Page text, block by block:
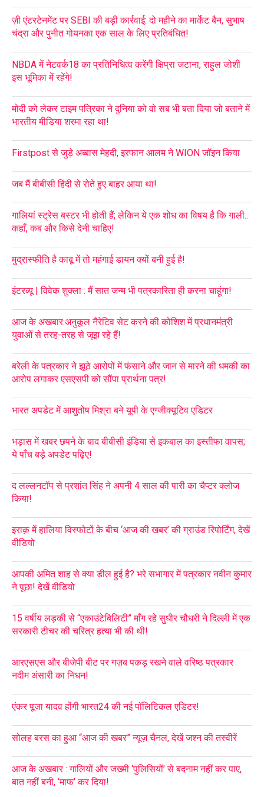
ज़ी एंटरटेनमेंट पर SEBI की बड़ी कार्रवाई: दो महीने का मार्केट बैन, सुभाष
चंद्रा और पुनीत गोयनका एक साल के लिए प्रतिबंधित!
NBDA में नेटवर्क18 का प्रतिनिधित्व करेंगी क्षिप्रा जटाना, राहुल जोशी
इस भूमिका में रहेंगे!
मोदी को लेकर टाइम पत्रिका ने दुनिया को वो सब भी बता दिया जो बताने में
भारतीय मीडिया शरमा रहा था!
Firstpost से जुड़े अब्बास मेहदी, इरफान आलम ने WION जॉइन किया
जब मैं बीबीसी हिंदी से रोते हुए बाहर आया था!
गालियां स्ट्रेस बस्टर भी होती हैं; लेकिन ये एक शोध का विषय है कि गाली..
कहाँ, कब और किसे देनी चाहिए!
मुद्रास्फीति है काबू में तो महंगाई डायन क्यों बनी हुई है!
इंटरव्यू | विवेक शुक्ला : मैं सात जन्म भी पत्रकारिता ही करना चाहूंगा!
आज के अखबार:अनुकूल नैरेटिव सेट करने की कोशिश में प्रधानमंत्री
युवाओं से तरह-तरह से जूझ रहे हैं!
बरेली के पत्रकार ने झूठे आरोपों में फंसाने और जान से मारने की धमकी का
आरोप लगाकर एसएसपी को सौंपा प्रार्थना पत्र!
भारत अपडेट में आशुतोष मिश्रा बने यूपी के एग्जीक्यूटिव एडिटर
भड़ास में खबर छपने के बाद बीबीसी इंडिया से इकबाल का इस्तीफा वापस;
ये पाँच बड़े अपडेट पढ़िए!
द लल्लनटॉप से प्रशांत सिंह ने अपनी 4 साल की पारी का चैप्टर क्लोज
किया!
इराक़ में हालिया विस्फोटों के बीच ‘आज की खबर’ की ग्राउंड रिपोर्टिंग, देखें
वीडियो
आपकी अमित शाह से क्या डील हुई है? भरे सभागार में पत्रकार नवीन कुमार
ने पूछा! देखें वीडियो
15 वर्षीय लड़की से “एकाउंटेबिलिटी” माँग रहे सुधीर चौधरी ने दिल्ली में एक
सरकारी टीचर की चरित्र हत्या भी की थी!
आरएसएस और बीजेपी बीट पर गज़ब पकड़ रखने वाले वरिष्ठ पत्रकार
नदीम अंसारी का निधन!
एंकर पूजा यादव होंगी भारत24 की नई पॉलिटिकल एडिटर!
सोलह बरस का हुआ “आज की खबर” न्यूज़ चैनल, देखें जश्न की तस्वीरें
आज के अखबार : गालियों और जख्मी ‘पुलिसियों’ से बदनाम नहीं कर पाए,
बात नहीं बनी, ‘माफ’ कर दिया!